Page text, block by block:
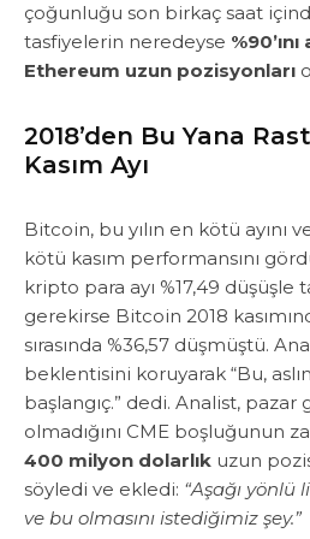
çoğunluğu son birkaç saat
tasfiyelerin neredeyse
Ethereum uzun pozisyonları
2018’den Bu Yana
Kasım Ayı
Bitcoin, bu yılın en kötü ayını
kötü kasım performansını
kripto para ayı %17,49 düşüşle
gerekirse Bitcoin 2018
sırasında %36,57 düşmüştü.
beklentisini koruyarak “Bu,
başlangıç.” dedi. ​Analist,
olmadığını CME boşluğunun
400 milyon dolarlık uzun
söyledi ve ekledi: “Aşağı
ve bu olmasını istediğimiz şey.”